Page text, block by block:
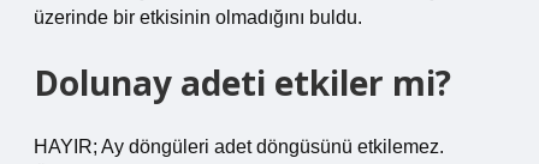
üzerinde bir etkisinin olmadığını buldu.
Dolunay adeti etkiler mi?
HAYIR; Ay döngüleri adet döngüsünü etkilemez.